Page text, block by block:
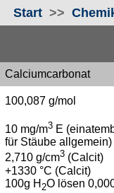
Start >>
Calciumcarbonat
100,087 g/mol
10 mg/m3 E
für Stäube allgemein)
2,710 g/cm3 (Calcit)
+1330 °C (Calcit)
100g H 2O lösen